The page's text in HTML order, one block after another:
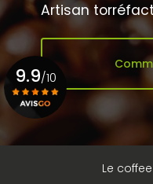
Artisan
Le
9.9/10